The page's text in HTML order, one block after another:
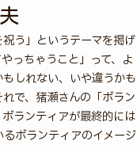
う」というテーマを掲げ
っちゃうこと」って、よ
しれない、いや違うかも
で、猪瀬さんの「ボラン
ランティアが最終的には
ボランティアのイメージ